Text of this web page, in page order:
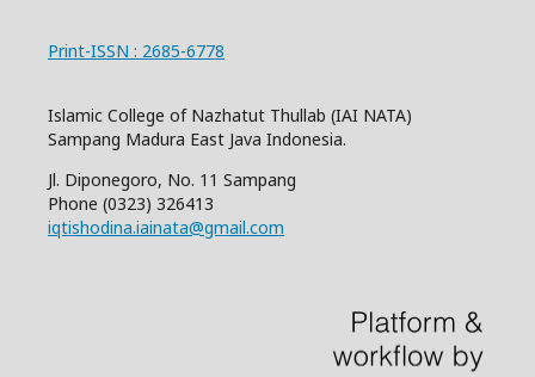
Print-ISSN : 2685-6778
Islamic College of Nazhatut Thullab (IAI NATA)
Sampang Madura East Java Indonesia.
Jl. Diponegoro, No. 11 Sampang
Phone (0323) 326413
iqtishodina.iainata@gmail.com